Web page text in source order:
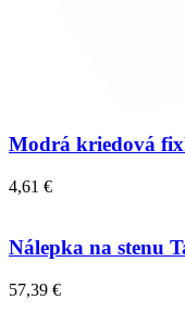
Modrá kriedová
4,61 €
Nálepka na stenu
57,39 €